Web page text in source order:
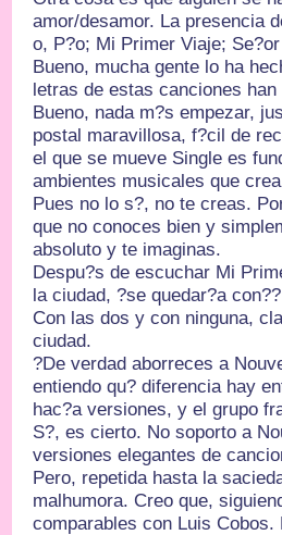
amor/desamor. La presencia
o, P?o; Mi Primer Viaje;
Bueno, mucha gente lo ha
letras de estas canciones
Bueno, nada m?s empezar,
postal maravillosa, f?cil de
el que se mueve Single es
ambientes musicales que
Pues no lo s?, no te creas.
que no conoces bien y
absoluto y te imaginas.
Despu?s de escuchar Mi
la ciudad, ?se quedar?a con??
Con las dos y con ninguna,
ciudad.
?De verdad aborreces a
entiendo qu? diferencia hay
hac?a versiones, y el grupo
S?, es cierto. No soporto a
versiones elegantes de
Pero, repetida hasta la
malhumora. Creo que,
comparables con Luis